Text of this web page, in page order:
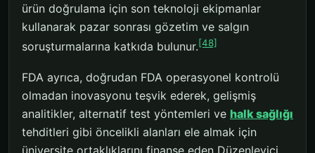
ürün doğrulama için son teknoloji ekipmanlar
kullanarak pazar sonrası gözetim ve salgın
soruşturmalarına katkıda bulunur.[48]
FDA ayrıca, doğrudan FDA operasyonel kontrolü
olmadan inovasyonu teşvik ederek, gelişmiş
analitikler, alternatif test yöntemleri ve halk sağlığı
tehditleri gibi öncelikli alanları ele almak için